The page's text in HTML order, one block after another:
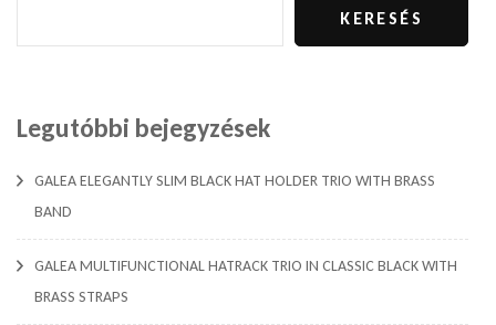
KERESÉS
Legutóbbi bejegyzések
GALEA ELEGANTLY SLIM BLACK HAT HOLDER TRIO WITH BRASS
BAND
GALEA MULTIFUNCTIONAL HATRACK TRIO IN CLASSIC BLACK WITH
BRASS STRAPS